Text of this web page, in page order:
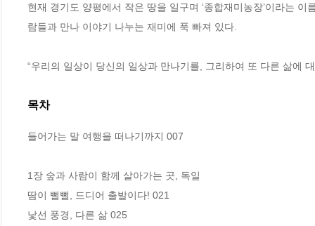
현재 경기도 양평에서 작은 땅을 일구며 ‘종합재미농장’이라는
람들과 만나 이야기 나누는 재미에 푹 빠져 있다.
“우리의 일상이 당신의 일상과 만나기를, 그리하여 또 다른 삶에
목차
들어가는 말 여행을 떠나기까지 007
1장 숲과 사람이 함께 살아가는 곳, 독일
땀이 뻘뻘, 드디어 출발이다! 021
낯선 풍경, 다른 삶 025